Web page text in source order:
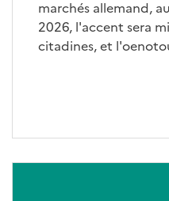
marchés allemand,
2026, l'accent sera
citadines, et